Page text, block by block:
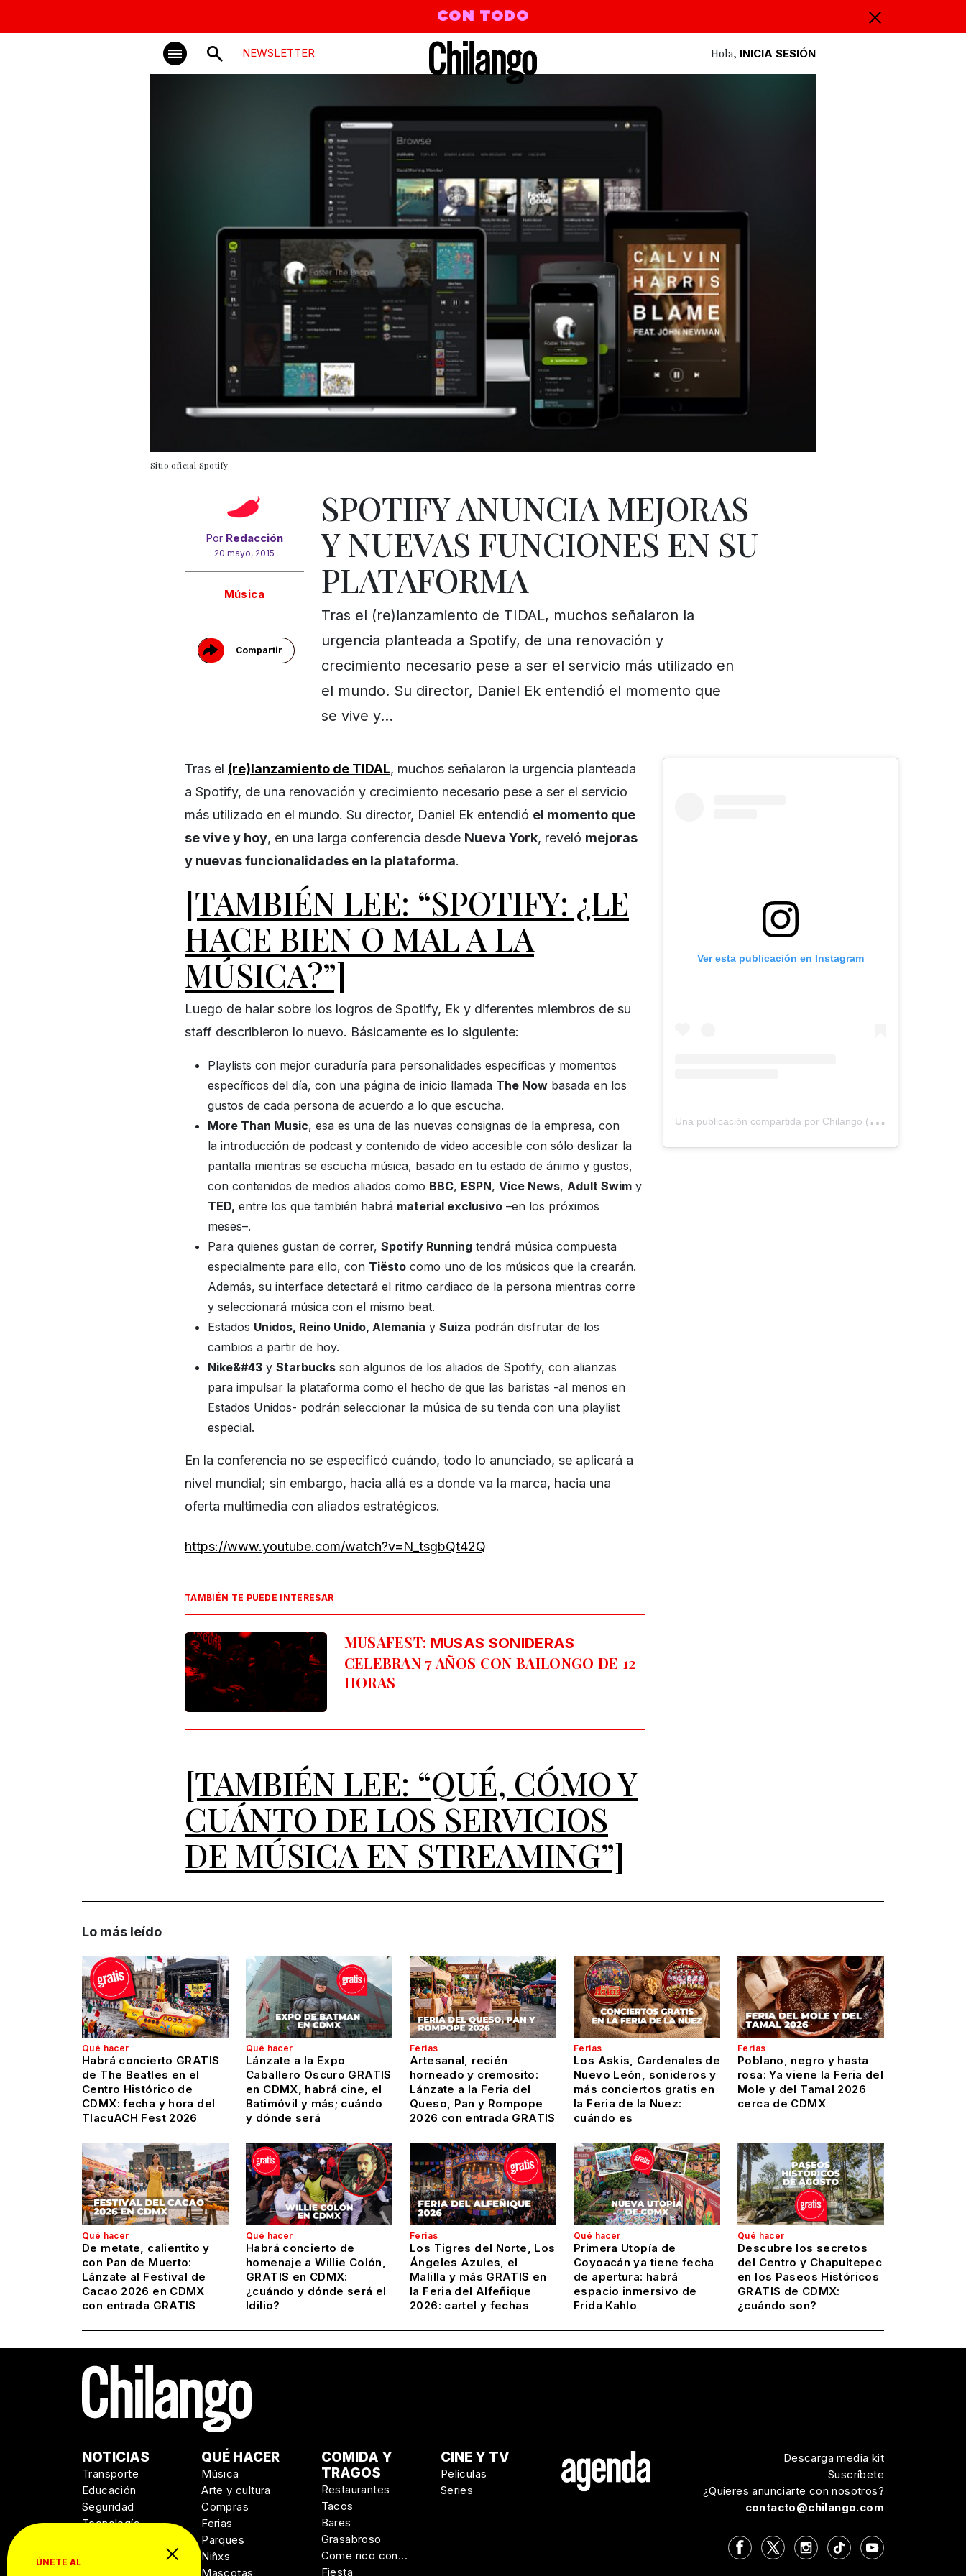
CON TODO
NEWSLETTER Hola, INICIA SESIÓN
Sitio oficial Spotify
Por Redacción
20 mayo, 2015
Música
Compartir
SPOTIFY ANUNCIA MEJORAS
Y NUEVAS FUNCIONES EN SU
PLATAFORMA
Tras el (re)lanzamiento de TIDAL, muchos señalaron la
urgencia planteada a Spotify, de una renovación y
crecimiento necesario pese a ser el servicio más utilizado en
el mundo. Su director, Daniel Ek entendió el momento que
se vive y…
Tras el (re)lanzamiento de TIDAL, muchos señalaron la urgencia planteada
a Spotify, de una renovación y crecimiento necesario pese a ser el servicio
más utilizado en el mundo. Su director, Daniel Ek entendió el momento que
se vive y hoy, en una larga conferencia desde Nueva York, reveló mejoras
y nuevas funcionalidades en la plataforma.
[TAMBIÉN LEE: “SPOTIFY: ¿LE
HACE BIEN O MAL A LA
MÚSICA?”]
Luego de halar sobre los logros de Spotify, Ek y diferentes miembros de su
staff describieron lo nuevo. Básicamente es lo siguiente:
Playlists con mejor curaduría para personalidades específicas y momentos
específicos del día, con una página de inicio llamada The Now basada en los
gustos de cada persona de acuerdo a lo que escucha.
More Than Music, esa es una de las nuevas consignas de la empresa, con
la introducción de podcast y contenido de video accesible con sólo deslizar la
pantalla mientras se escucha música, basado en tu estado de ánimo y gustos,
con contenidos de medios aliados como BBC, ESPN, Vice News, Adult Swim y
TED, entre los que también habrá material exclusivo –en los próximos
meses–.
Para quienes gustan de correr, Spotify Running tendrá música compuesta
especialmente para ello, con Tiësto como uno de los músicos que la crearán.
Además, su interface detectará el ritmo cardiaco de la persona mientras corre
y seleccionará música con el mismo beat.
Estados Unidos, Reino Unido, Alemania y Suiza podrán disfrutar de los
cambios a partir de hoy.
Nike&#43 y Starbucks son algunos de los aliados de Spotify, con alianzas
para impulsar la plataforma como el hecho de que las baristas -al menos en
Estados Unidos- podrán seleccionar la música de su tienda con una playlist
especial.
En la conferencia no se especificó cuándo, todo lo anunciado, se aplicará a
nivel mundial; sin embargo, hacia allá es a donde va la marca, hacia una
oferta multimedia con aliados estratégicos.
https://www.youtube.com/watch?v=N_tsgbQt42Q
TAMBIÉN TE PUEDE INTERESAR
MUSAFEST: MUSAS SONIDERAS
CELEBRAN 7 AÑOS CON BAILONGO DE 12
HORAS
[TAMBIÉN LEE: “QUÉ, CÓMO Y
CUÁNTO DE LOS SERVICIOS
DE MÚSICA EN STREAMING”]
Ver esta publicación en Instagram
U
na publicación compartida por Chilango (@chilangocom)
ÚNETE AL
Lo más leído
Qué hacer
Habrá concierto GRATIS
de The Beatles en el
Centro Histórico de
CDMX: fecha y hora del
TlacuACH Fest 2026
Qué hacer
Lánzate a la Expo
Caballero Oscuro GRATIS
en CDMX, habrá cine, el
Batimóvil y más; cuándo
y dónde será
Ferias
Artesanal, recién
horneado y cremosito:
Lánzate a la Feria del
Queso, Pan y Rompope
2026 con entrada GRATIS
Ferias
Los Askis, Cardenales de
Nuevo León, sonideros y
más conciertos gratis en
la Feria de la Nuez:
cuándo es
Ferias
Poblano, negro y hasta
rosa: Ya viene la Feria del
Mole y del Tamal 2026
cerca de CDMX
Qué hacer
De metate, calientito y
con Pan de Muerto:
Lánzate al Festival de
Cacao 2026 en CDMX
con entrada GRATIS
Qué hacer
Habrá concierto de
homenaje a Willie Colón,
GRATIS en CDMX:
¿cuándo y dónde será el
Idilio?
Ferias
Los Tigres del Norte, Los
Ángeles Azules, el
Malilla y más GRATIS en
la Feria del Alfeñique
2026: cartel y fechas
Qué hacer
Primera Utopía de
Coyoacán ya tiene fecha
de apertura: habrá
espacio inmersivo de
Frida Kahlo
Qué hacer
Descubre los secretos
del Centro y Chapultepec
en los Paseos Históricos
GRATIS de CDMX:
¿cuándo son?
NOTICIAS
Transporte
Educación
Seguridad
Tecnología
QUÉ HACER
Música
Arte y cultura
Compras
Ferias
Parques
Niñxs
Mascotas
COMIDA Y
TRAGOS
Restaurantes
Tacos
Bares
Grasabroso
Come rico con...
Fiesta
CINE Y TV
Películas
Series
Descarga media kit
Suscríbete
¿Quieres anunciarte con nosotros?
contacto@chilango.com